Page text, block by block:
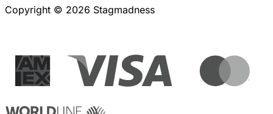
Copyright © 2026 Stagmadness